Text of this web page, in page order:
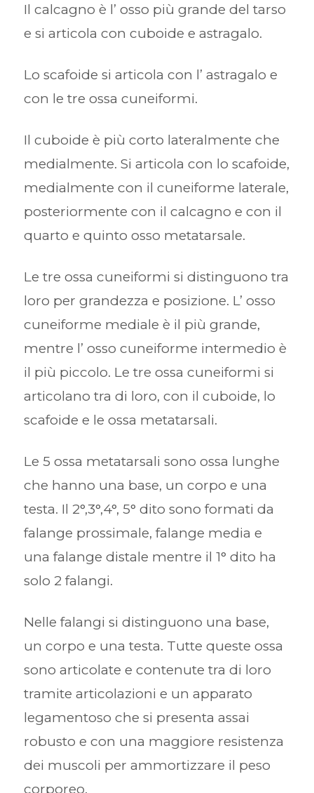
Il calcagno è l’ osso più grande del tarso
e si articola con cuboide e astragalo.
Lo scafoide si articola con l’ astragalo e
con le tre ossa cuneiformi.
Il cuboide è più corto lateralmente che
medialmente. Si articola con lo scafoide,
medialmente con il cuneiforme laterale,
posteriormente con il calcagno e con il
quarto e quinto osso metatarsale.
Le tre ossa cuneiformi si distinguono tra
loro per grandezza e posizione. L’ osso
cuneiforme mediale è il più grande,
mentre l’ osso cuneiforme intermedio è
il più piccolo. Le tre ossa cuneiformi si
articolano tra di loro, con il cuboide, lo
scafoide e le ossa metatarsali.
Le 5 ossa metatarsali sono ossa lunghe
che hanno una base, un corpo e una
testa. Il 2°,3°,4°, 5° dito sono formati da
falange prossimale, falange media e
una falange distale mentre il 1° dito ha
solo 2 falangi.
Nelle falangi si distinguono una base,
un corpo e una testa. Tutte queste ossa
sono articolate e contenute tra di loro
tramite articolazioni e un apparato
legamentoso che si presenta assai
robusto e con una maggiore resistenza
dei muscoli per ammortizzare il peso
corporeo.